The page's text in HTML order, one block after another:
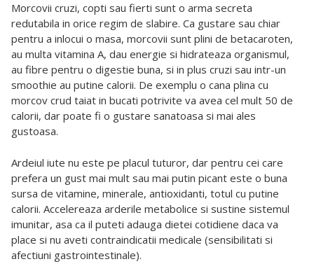
Morcovii cruzi, copti sau fierti sunt o arma secreta
redutabila in orice regim de slabire. Ca gustare sau chiar
pentru a inlocui o masa, morcovii sunt plini de betacaroten,
au multa vitamina A, dau energie si hidrateaza organismul,
au fibre pentru o digestie buna, si in plus cruzi sau intr-un
smoothie au putine calorii. De exemplu o cana plina cu
morcov crud taiat in bucati potrivite va avea cel mult 50 de
calorii, dar poate fi o gustare sanatoasa si mai ales
gustoasa.
Ardeiul iute nu este pe placul tuturor, dar pentru cei care
prefera un gust mai mult sau mai putin picant este o buna
sursa de vitamine, minerale, antioxidanti, totul cu putine
calorii. Accelereaza arderile metabolice si sustine sistemul
imunitar, asa ca il puteti adauga dietei cotidiene daca va
place si nu aveti contraindicatii medicale (sensibilitati si
afectiuni gastrointestinale).